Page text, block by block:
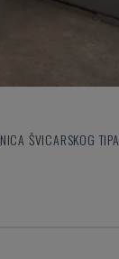
ŠVICARSKOG TIPA